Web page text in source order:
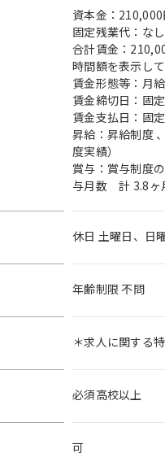
資本金：
固定残業代：なし
合計賃金：
時間額を表示して
賃金形態等：月給
賃金締切日：固
賃金支払日：固
昇給：昇給制度
度実績）
賞与：賞与制度
与月数 計 3.8ヶ
休日 土曜日、日
年齢制限 不問
＊求人に関する
必須高校以上
可